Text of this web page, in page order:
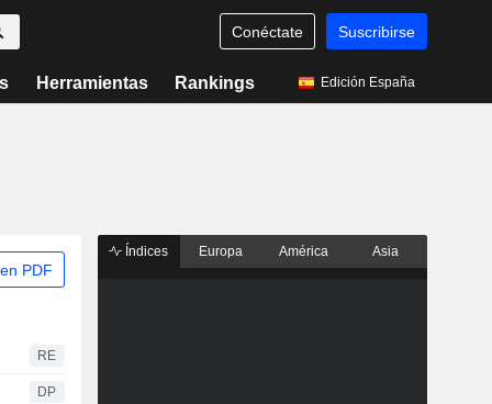
Conéctate Suscribirse
Herramientas Rankings Edición España
PDF
RE
DP
Índices Europa América Asia